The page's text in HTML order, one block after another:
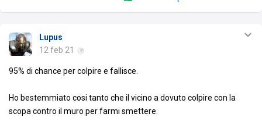
Lupus
12 feb 21
95% di chance per colpire e fallisce.
Ho bestemmiato cosi tanto che il vicino a dovuto colpire con la
scopa contro il muro per farmi smettere.